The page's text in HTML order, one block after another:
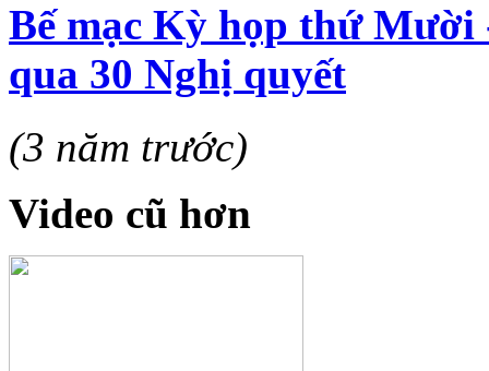
Bế mạc Kỳ họp thứ
qua 30 Nghị quyết
(3 năm trước)
Video cũ hơn